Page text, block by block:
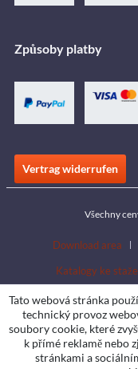
Způsoby platby
Vertrag widerrufen
Všechny
Download area
Katalogy ke
Tato webová stránka
technický provoz
soubory cookie, které
k přímé reklamě nebo
stránkami a